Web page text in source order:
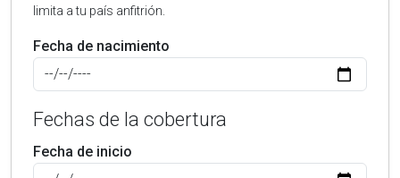
limita a tu país anfitrión.
Fecha de nacimiento
Fechas de la cobertura
Fecha de inicio